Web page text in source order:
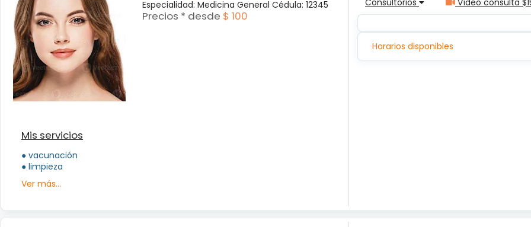
Especialidad: Medicina General Cédula: 12345
Precios * desde $ 100
Mis servicios
● vacunación
● limpieza
Ver más...
Horarios disponibles